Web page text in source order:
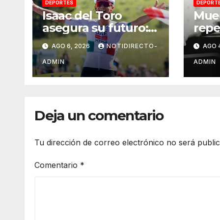
DEPORTES
Isaac del Toro
asegura su futuro:
renueva con UAE
Team Emirates
hasta 2031
AGO 6, 2026 NOTIDIRECTO-
ADMIN
AGO
ADMIN
Deja un comentario
Tu dirección de correo electrónico no será
Comentario *